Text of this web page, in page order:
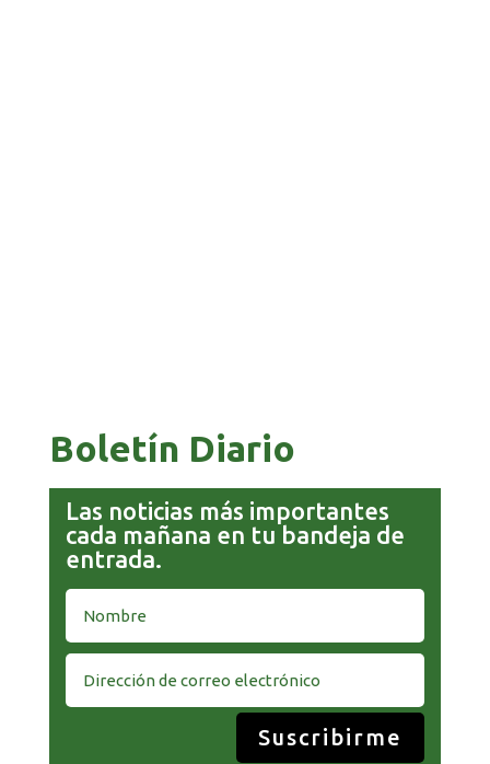
Boletín Diario
Las noticias más importantes
cada mañana en tu bandeja de
entrada.
Suscribirme